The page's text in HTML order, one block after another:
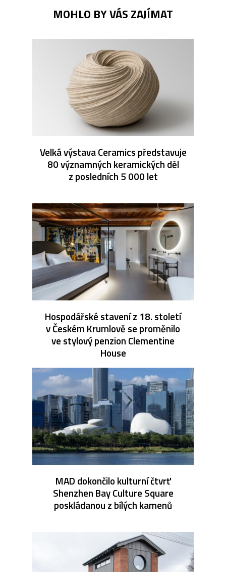
MOHLO BY VÁS ZAJÍMAT
Velká výstava Ceramics představuje
80 významných keramických děl
z posledních 5 000 let
Hospodářské stavení z 18. století
v Českém Krumlově se proměnilo
ve stylový penzion Clementine
House
MAD dokončilo kulturní čtvrť
Shenzhen Bay Culture Square
poskládanou z bílých kamenů